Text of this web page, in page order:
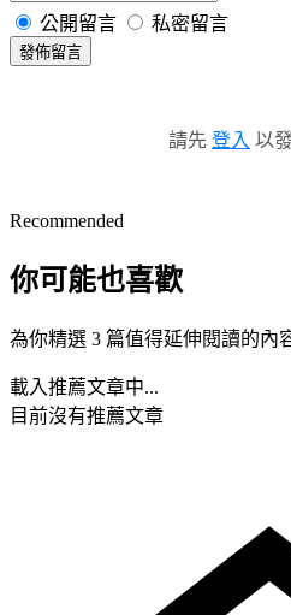
公開留言 私密留言
發佈留言
請先 登入 以
Recommended
你可能也喜歡
為你精選 3 篇值得延伸閱讀的內
載入推薦文章中...
目前沒有推薦文章